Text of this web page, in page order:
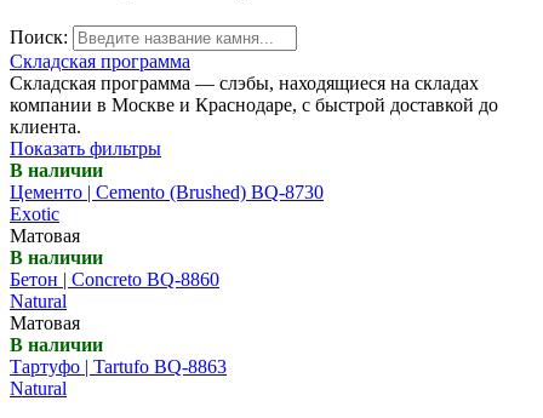
Поиск:
Складская программа
Складская программа — слэбы, находящиеся на складах
компании в Москве и Краснодаре, с быстрой доставкой до
клиента.
Показать фильтры
В наличии
Цементо | Cemento (Brushed) BQ-8730
Exotic
Матовая
В наличии
Бетон | Concreto BQ-8860
Natural
Матовая
В наличии
Тартуфо | Tartufo BQ-8863
Natural